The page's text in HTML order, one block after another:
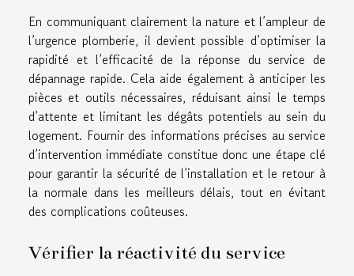
En communiquant clairement la nature et l’ampleur de
l’urgence plomberie, il devient possible d’optimiser la
rapidité et l’efficacité de la réponse du service de
dépannage rapide. Cela aide également à anticiper les
pièces et outils nécessaires, réduisant ainsi le temps
d’attente et limitant les dégâts potentiels au sein du
logement. Fournir des informations précises au service
d’intervention immédiate constitue donc une étape clé
pour garantir la sécurité de l’installation et le retour à
la normale dans les meilleurs délais, tout en évitant
des complications coûteuses.
Vérifier la réactivité du service